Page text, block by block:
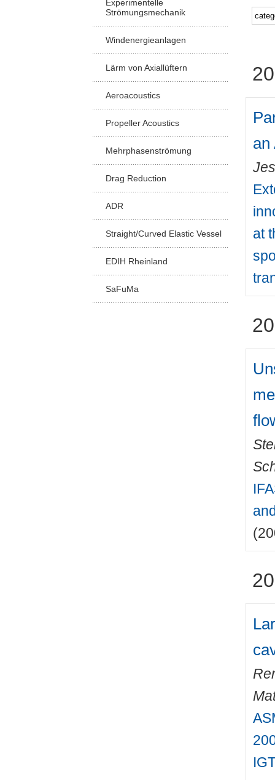
Experimentelle
Strömungsmechanik
Windenergieanlagen
Lärm von Axiallüftern
Aeroacoustics
Propeller Acoustics
Mehrphasenströmung
Drag Reduction
ADR
Straight/Curved Elastic Vessel
EDIH Rheinland
SaFuMa
an
at